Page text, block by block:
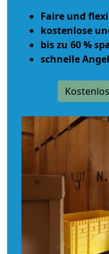
Faire und
kostenlose
bis zu 60 %
schnelle